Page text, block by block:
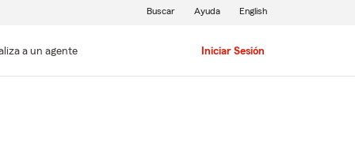
a un agente Iniciar Sesión
Buscar Ayuda English